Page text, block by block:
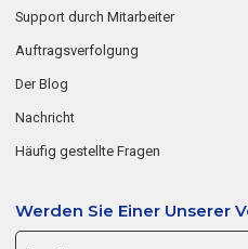
Support durch Mitarbeiter
Auftragsverfolgung
Der Blog
Nachricht
Häufig gestellte Fragen
Werden Sie Einer Unserer